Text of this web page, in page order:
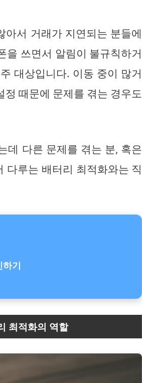
서 거래가 지연되는 분들에
을 쓰면서 알림이 불규칙하거
대상입니다. 이동 중이 많거
때문에 문제를 겪는 경우도
데 다른 문제를 겪는 분, 혹은
다루는 배터리 최적화와는 직
기
최적화의 역할